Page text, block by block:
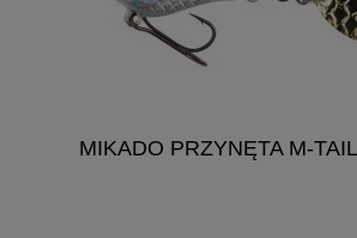
MIKADO PRZYNĘTA M-